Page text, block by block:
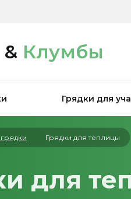
Клумбы
Грядки для
Грядки для теплицы
для